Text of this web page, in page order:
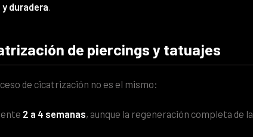
duradera.
de piercings y tatuajes
de cicatrización no es el mismo:
2 a 4 semanas, aunque la regeneración completa de la